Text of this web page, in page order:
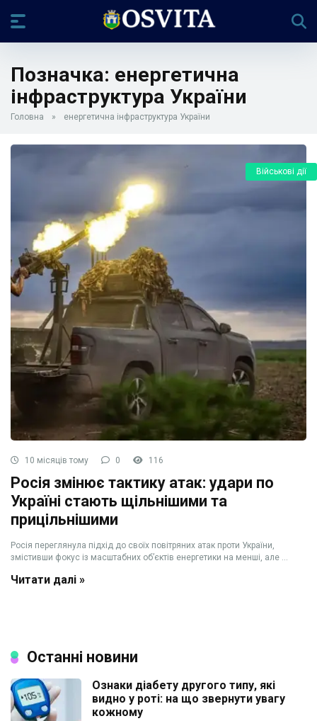
Позначка: енергетична
інфраструктура України
Головна » енергетична інфраструктура України
Військові дії
10 місяців тому 0 116
Росія змінює тактику атак: удари по
Україні стають щільнішими та
прицільнішими
Росія переглянула підхід до своїх повітряних атак проти України,
змістивши фокус із масштабних об’єктів енергетики на менші, але ...
Читати далі »
Останні новини
Ознаки діабету другого типу, які
видно у роті: на що звернути увагу
кожному